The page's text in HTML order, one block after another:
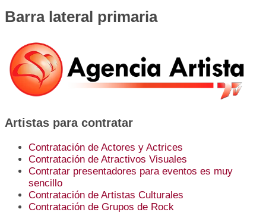
Barra lateral primaria
Artistas para contratar
Contratación de Actores y Actrices
Contratación de Atractivos Visuales
Contratar presentadores para eventos es muy
sencillo
Contratación de Artistas Culturales
Contratación de Grupos de Rock